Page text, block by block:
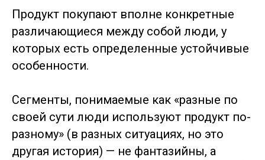
Продукт покупают вполне конкретные
различающиеся между собой люди, у
которых есть определенные устойчивые
особенности.
Сегменты, понимаемые как «разные по
своей сути люди используют продукт по-
разному» (в разных ситуациях, но это
другая история) — не фантазийны, а